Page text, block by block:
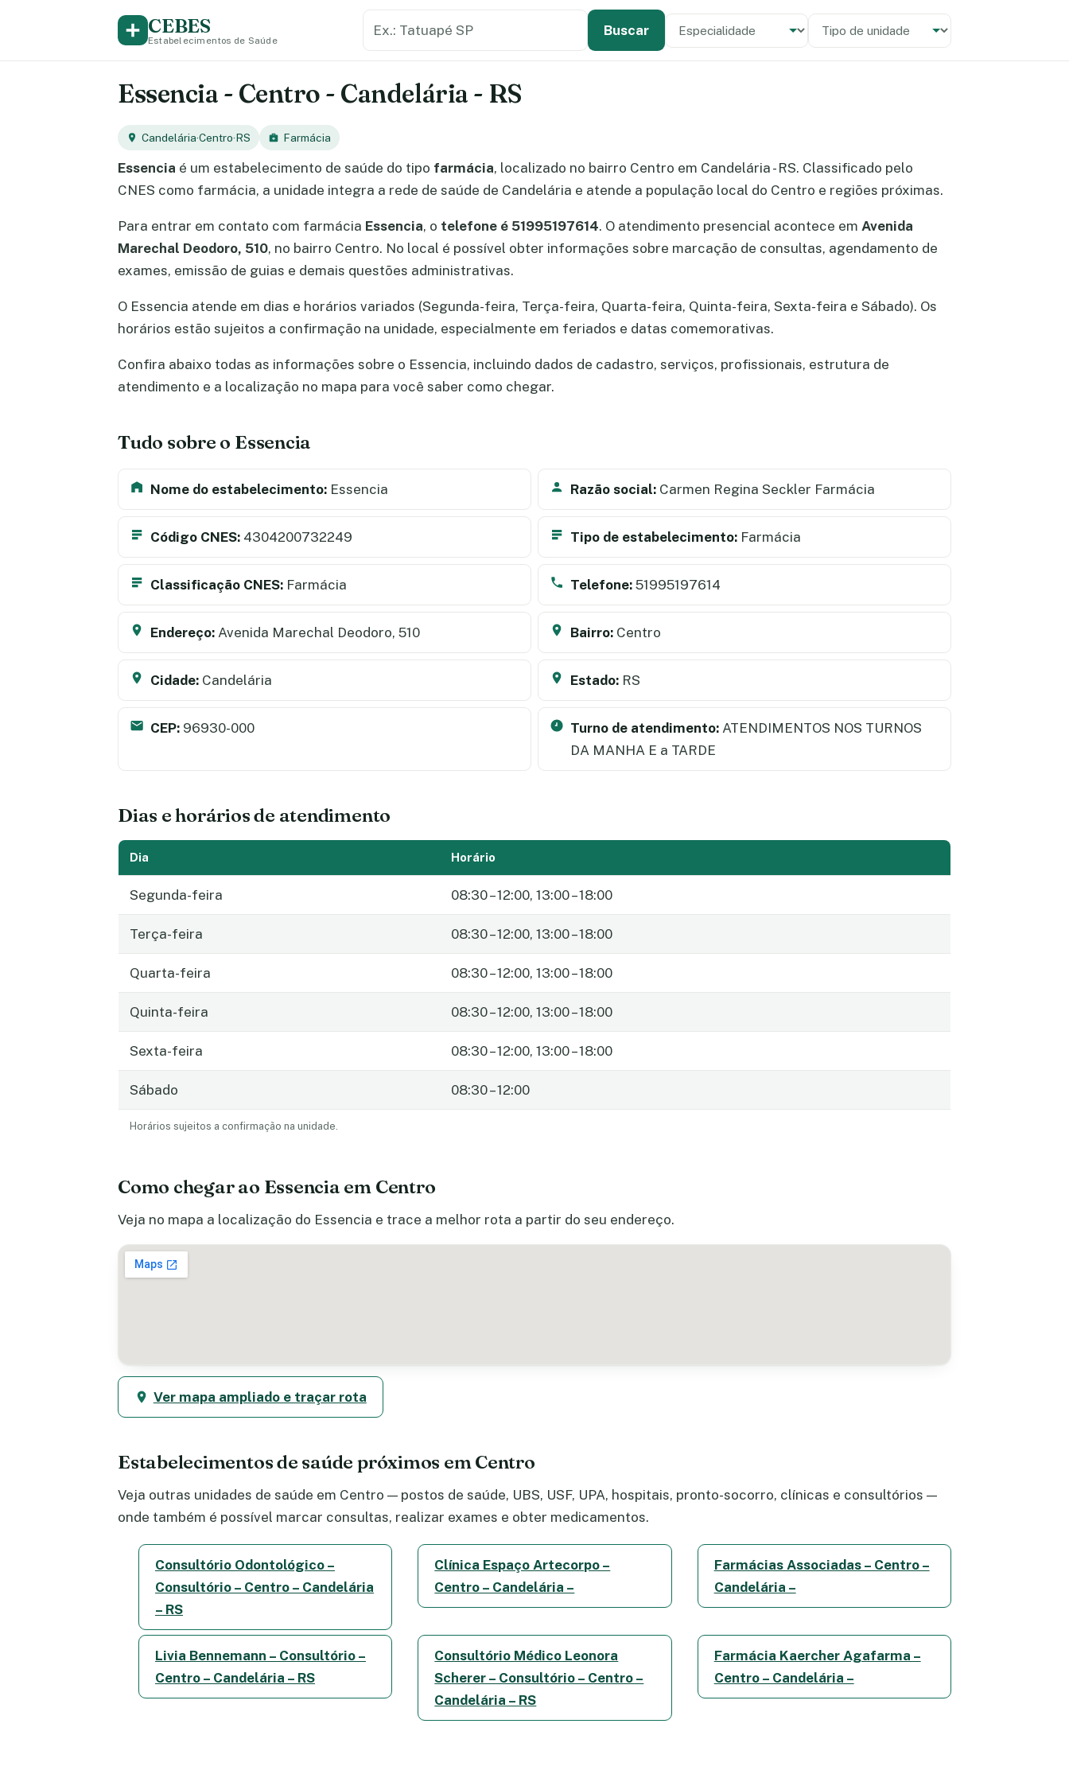
CEBES
Estabelecimentos de Saúde
Buscar Especialidade
Tipo de unidade
Essencia - Centro - Candelária - RS
Candelária·Centro·RS Farmácia
Essencia é um estabelecimento de saúde do tipo farmácia, localizado no bairro Centro em Candelária - RS. Classificado pelo
CNES como farmácia, a unidade integra a rede de saúde de Candelária e atende a população local do Centro e regiões próximas.
Para entrar em contato com farmácia Essencia, o telefone é 51995197614. O atendimento presencial acontece em Avenida
Marechal Deodoro, 510, no bairro Centro. No local é possível obter informações sobre marcação de consultas, agendamento de
exames, emissão de guias e demais questões administrativas.
O Essencia atende em dias e horários variados (Segunda-feira, Terça-feira, Quarta-feira, Quinta-feira, Sexta-feira e Sábado). Os
horários estão sujeitos a confirmação na unidade, especialmente em feriados e datas comemorativas.
Confira abaixo todas as informações sobre o Essencia, incluindo dados de cadastro, serviços, profissionais, estrutura de
atendimento e a localização no mapa para você saber como chegar.
Tudo sobre o Essencia
Nome do estabelecimento: Essencia Razão social: Carmen Regina Seckler Farmácia
Código CNES: 4304200732249 Tipo de estabelecimento: Farmácia
Classificação CNES: Farmácia Telefone: 51995197614
Endereço: Avenida Marechal Deodoro, 510 Bairro: Centro
Cidade: Candelária Estado: RS
CEP: 96930-000 Turno de atendimento: ATENDIMENTOS NOS TURNOS
DA MANHA E a TARDE
Dias e horários de atendimento
Dia Horário
Segunda-feira 08:30 – 12:00, 13:00 – 18:00
Terça-feira 08:30 – 12:00, 13:00 – 18:00
Quarta-feira 08:30 – 12:00, 13:00 – 18:00
Quinta-feira 08:30 – 12:00, 13:00 – 18:00
Sexta-feira 08:30 – 12:00, 13:00 – 18:00
Sábado 08:30 – 12:00
Horários sujeitos a confirmação na unidade.
Como chegar ao Essencia em Centro
Veja no mapa a localização do Essencia e trace a melhor rota a partir do seu endereço.
Ver mapa ampliado e traçar rota
Estabelecimentos de saúde próximos em Centro
Veja outras unidades de saúde em Centro — postos de saúde, UBS, USF, UPA, hospitais, pronto-socorro, clínicas e consultórios —
onde também é possível marcar consultas, realizar exames e obter medicamentos.
Consultório Odontológico –
Consultório – Centro – Candelária
– RS
Clínica Espaço Artecorpo –
Centro – Candelária –
Farmácias Associadas – Centro –
Candelária –
Livia Bennemann – Consultório –
Centro – Candelária – RS
Consultório Médico Leonora
Scherer – Consultório – Centro –
Candelária – RS
Farmácia Kaercher Agafarma –
Centro – Candelária –